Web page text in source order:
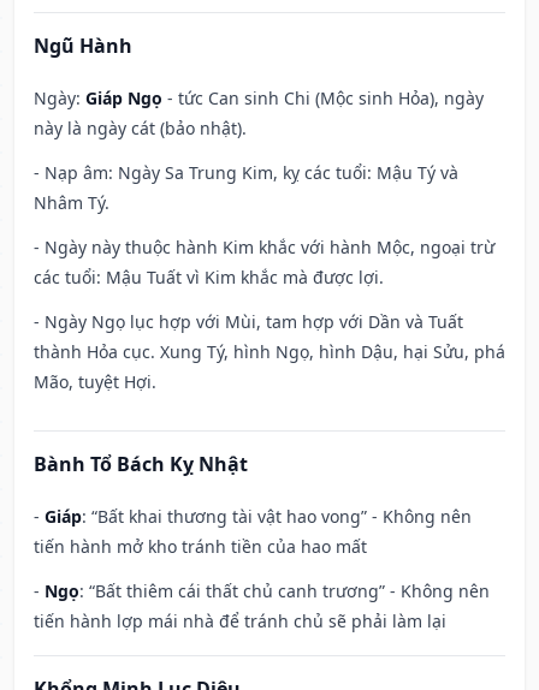
Ngũ Hành
Ngày: Giáp Ngọ - tức Can sinh Chi (Mộc sinh Hỏa), ngày
này là ngày cát (bảo nhật).
- Nạp âm: Ngày Sa Trung Kim, kỵ các tuổi: Mậu Tý và
Nhâm Tý.
- Ngày này thuộc hành Kim khắc với hành Mộc, ngoại trừ
các tuổi: Mậu Tuất vì Kim khắc mà được lợi.
- Ngày Ngọ lục hợp với Mùi, tam hợp với Dần và Tuất
thành Hỏa cục. Xung Tý, hình Ngọ, hình Dậu, hại Sửu, phá
Mão, tuyệt Hợi.
Bành Tổ Bách Kỵ Nhật
- Giáp: “Bất khai thương tài vật hao vong” - Không nên
tiến hành mở kho tránh tiền của hao mất
- Ngọ: “Bất thiêm cái thất chủ canh trương” - Không nên
tiến hành lợp mái nhà để tránh chủ sẽ phải làm lại